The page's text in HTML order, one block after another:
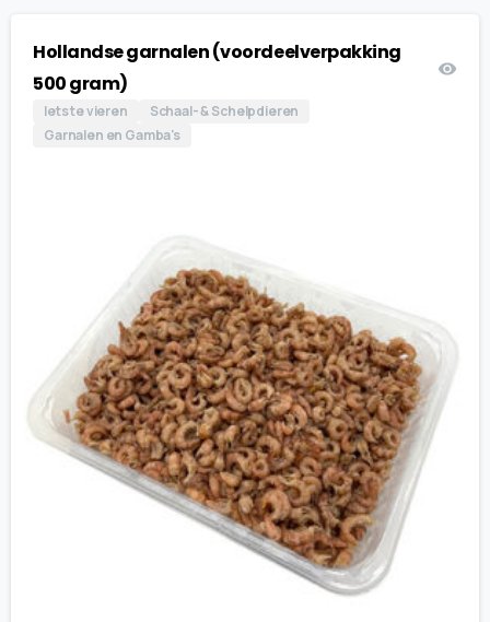
Hollandse garnalen (voordeelverpakking
500 gram)
Iets te vieren
Schaal- & Schelpdieren
Garnalen en Gamba's